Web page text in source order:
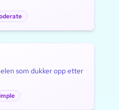
som dukker opp etter